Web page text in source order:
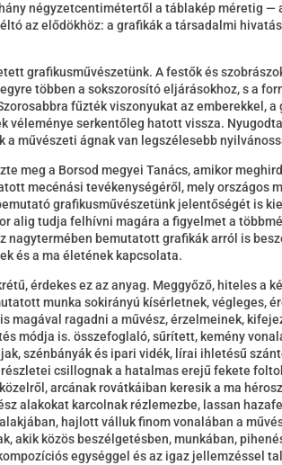
négyzetcentimétertől a táblakép méretig —
az elődökhöz: a grafikák a társadalmi
grafikusművészetünk. A festők és
többen a sokszorosító eljárásokhoz, s a
fűzték viszonyukat az emberekkel, a
véleménye serkentőleg hatott vissza.
művészeti ágnak van legszélesebb
meg a Borsod megyei Tanács, amikor
mecénási tevékenységéről, mely országos
grafikusművészetünk jelentőségét is
alig tudja felhívni magára a figyelmet a
nagytermében bemutatott grafikák arról is
és a ma életének kapcsolata.
érdekes ez az anyag. Meggyőző, hiteles a
munka sokirányú kísérletnek, végleges,
magával ragadni a művész, érzelmeinek,
módja is. összefoglaló, sűrített, kemény
szénbányák és ipari vidék, lírai ihletésű
csillognak a hatalmas erejű fekete
arcának rovátkáiban keresik a ma
alakokat karcolnak rézlemezbe, lassan
hajlott válluk finom vonalában a
akik közös beszélgetésben, munkában,
egységgel és az igaz jellemzéssel